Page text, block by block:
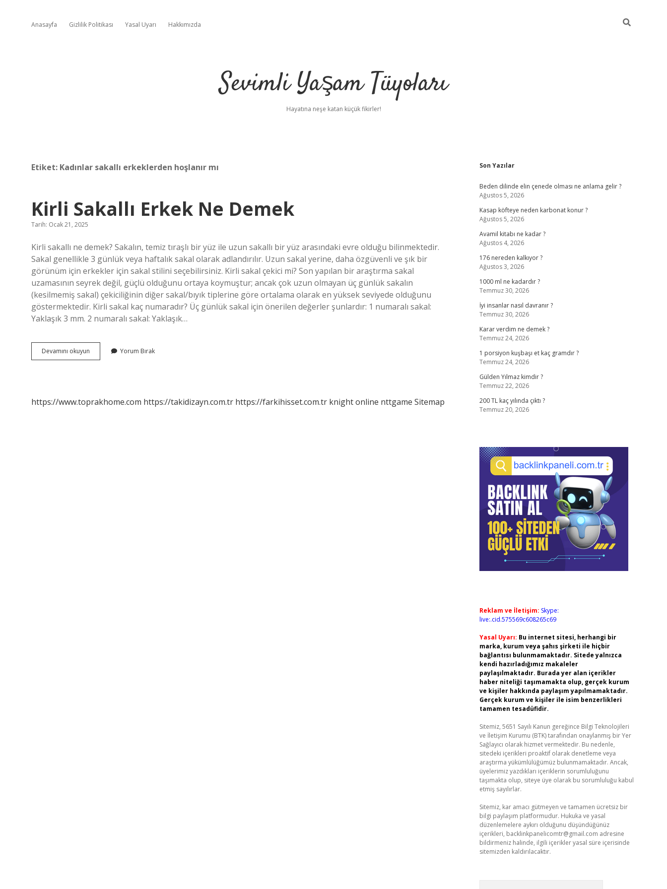
Anasayfa Gizlilik Politikası Yasal Uyarı Hakkımızda
Sevimli Yaşam Tüyoları
Hayatına neşe katan küçük fikirler!
Etiket: Kadınlar sakallı erkeklerden hoşlanır mı
Kirli Sakallı Erkek Ne Demek
Tarih: Ocak 21, 2025
Kirli sakallı ne demek? Sakalın, temiz tıraşlı bir yüz ile uzun sakallı bir yüz arasındaki evre olduğu bilinmektedir.
Sakal genellikle 3 günlük veya haftalık sakal olarak adlandırılır. Uzun sakal yerine, daha özgüvenli ve şık bir
görünüm için erkekler için sakal stilini seçebilirsiniz. Kirli sakal çekici mi? Son yapılan bir araştırma sakal
uzamasının seyrek değil, güçlü olduğunu ortaya koymuştur; ancak çok uzun olmayan üç günlük sakalın
(kesilmemiş sakal) çekiciliğinin diğer sakal/bıyık tiplerine göre ortalama olarak en yüksek seviyede olduğunu
göstermektedir. Kirli sakal kaç numaradır? Üç günlük sakal için önerilen değerler şunlardır: 1 numaralı sakal:
Yaklaşık 3 mm. 2 numaralı sakal: Yaklaşık…
Devamını okuyun
Sakallı
Yorum Bırak
https://www.toprakhome.com https://takidizayn.com.tr https://farkihisset.com.tr knight online nttgame Sitemap
Sidebar
Son Yazılar
Beden dilinde elin çenede olması ne anlama gelir ?
Ağustos 5, 2026
Kasap köfteye neden karbonat konur ?
Ağustos 5, 2026
Avamil kitabı ne kadar ?
Ağustos 4, 2026
176 nereden kalkıyor ?
Ağustos 3, 2026
1000 ml ne kadardır ?
Temmuz 30, 2026
İyi insanlar nasıl davranır ?
Temmuz 30, 2026
Karar verdim ne demek ?
Temmuz 24, 2026
1 porsiyon kuşbaşı et kaç gramdır ?
Temmuz 24, 2026
Gülden Yılmaz kimdir ?
Temmuz 22, 2026
200 TL kaç yılında çıktı ?
Temmuz 20, 2026
Reklam ve İletişim: Skype:
live:.cid.575569c608265c69
Yasal Uyarı: Bu internet sitesi, herhangi bir
marka, kurum veya şahıs şirketi ile hiçbir
bağlantısı bulunmamaktadır. Sitede yalnızca
kendi hazırladığımız makaleler
paylaşılmaktadır. Burada yer alan içerikler
haber niteliği taşımamakta olup, gerçek kurum
ve kişiler hakkında paylaşım yapılmamaktadır.
Gerçek kurum ve kişiler ile isim benzerlikleri
tamamen tesadüfidir.
Sitemiz, 5651 Sayılı Kanun gereğince Bilgi Teknolojileri
ve İletişim Kurumu (BTK) tarafından onaylanmış bir Yer
Sağlayıcı olarak hizmet vermektedir. Bu nedenle,
sitedeki içerikleri proaktif olarak denetleme veya
araştırma yükümlülüğümüz bulunmamaktadır. Ancak,
üyelerimiz yazdıkları içeriklerin sorumluluğunu
taşımakta olup, siteye üye olarak bu sorumluluğu kabul
etmiş sayılırlar.
Sitemiz, kar amacı gütmeyen ve tamamen ücretsiz bir
bilgi paylaşım platformudur. Hukuka ve yasal
düzenlemelere aykırı olduğunu düşündüğünüz
içerikleri, backlinkpanelicomtr@gmail.com adresine
bildirmeniz halinde, ilgili içerikler yasal süre içerisinde
sitemizden kaldırılacaktır.